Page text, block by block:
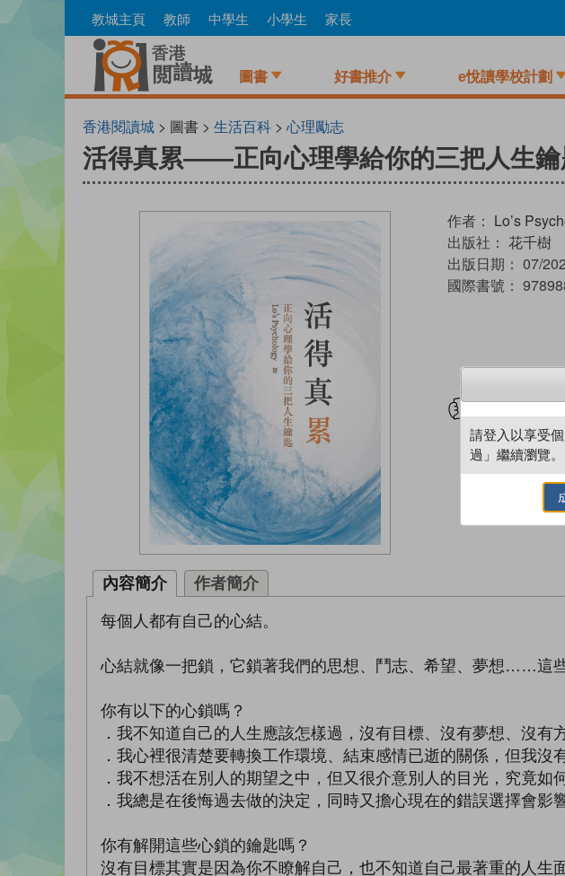
to
教城主頁 教師 中學生 小學生 家長
圖書 好書推介 e悅讀學校計劃
香港閱讀城 > 圖書 > 生活百科 > 心理勵志
活得真累——正向心理學給你的三把人生鑰
作者： Lo’s
出版社： 花千樹
出版日期： 07/
國際書號：
內容簡介 作者簡介
每個人都有自己的心結。
心結就像一把鎖，它鎖著我們的思想、鬥志、希望、夢想……這
你有以下的心鎖嗎？
．我不知道自己的人生應該怎樣過，沒有目標、沒有夢想、沒有方
．我心裡很清楚要轉換工作環境、結束感情已逝的關係，但我沒
．我不想活在別人的期望之中，但又很介意別人的目光，究竟如
．我總是在後悔過去做的決定，同時又擔心現在的錯誤選擇會影
你有解開這些心鎖的鑰匙嗎？
沒有目標其實是因為你不瞭解自己，也不知道自己最著重的人
請登入以享受
過」繼續瀏覽。